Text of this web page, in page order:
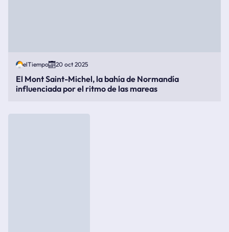
elTiempo 20 oct 2025
El Mont Saint-Michel, la bahía de Normandía
influenciada por el ritmo de las mareas